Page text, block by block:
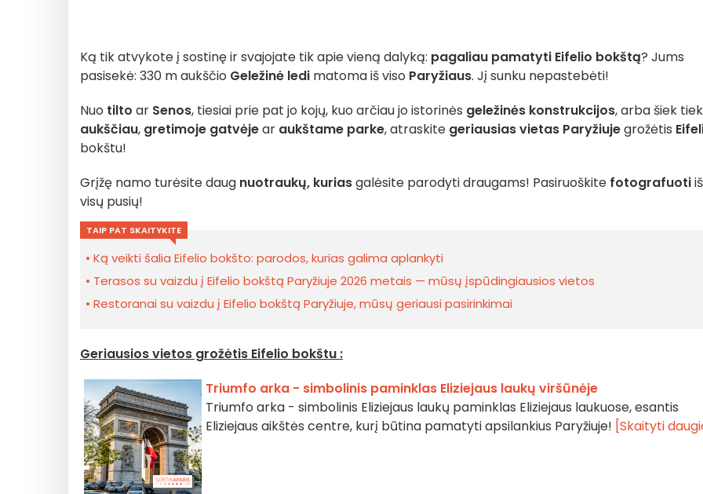
Ką tik atvykote į sostinę ir svajojate tik apie vieną dalyką: pagaliau pamatyti Eifelio bokštą? Jums
pasisekė: 330 m aukščio Geležinė ledi matoma iš viso Paryžiaus. Jį sunku nepastebėti!
Nuo tilto ar Senos, tiesiai prie pat jo kojų, kuo arčiau jo istorinės geležinės konstrukcijos, arba šiek tiek
aukščiau, gretimoje gatvėjear aukštame parke, atraskite geriausias vietas Paryžiujegrožėtis
bokštu!
Grįžę namo turėsite daug nuotraukų, kuriasgalėsite parodyti draugams! Pasiruoškite fotografuotiiš
visų pusių!
TAIP PAT SKAITYKITE
Ką veikti šalia Eifelio bokšto: parodos, kurias galima aplankyti
Terasos su vaizdu į Eifelio bokštą Paryžiuje 2026 metais — mūsų įspūdingiausios vietos
Restoranai su vaizdu į Eifelio bokštą Paryžiuje, mūsų geriausi pasirinkimai
Geriausios vietos grožėtis Eifelio bokštu :
Triumfo arka - simbolinis paminklas Eliziejaus laukų viršūnėje
Triumfo arka - simbolinis Eliziejaus laukų paminklas Eliziejaus laukuose, esantis
Eliziejaus aikštės centre, kurį būtina pamatyti apsilankius Paryžiuje! [Skaityti